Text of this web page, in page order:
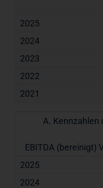
EBITDA (bereinigt)